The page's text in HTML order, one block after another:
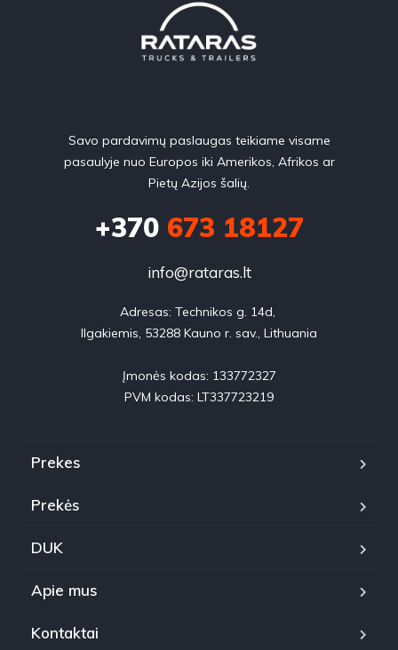
Savo pardavimų paslaugas teikiame visame
pasaulyje nuo Europos iki Amerikos, Afrikos ar
Pietų Azijos šalių.
+370673 18127
info@rataras.lt
Adresas: Technikos g. 14d,
Ilgakiemis, 53288 Kauno r. sav., Lithuania
Įmonės kodas: 133772327
PVM kodas: LT337723219
Prekes
Prekės
DUK
Apie mus
Kontaktai